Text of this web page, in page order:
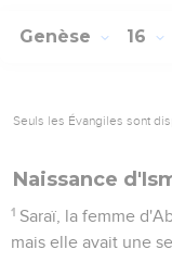
Genèse 16
Seuls les Évangiles sont
Naissance
1 Saraï, la femme
mais elle avait une